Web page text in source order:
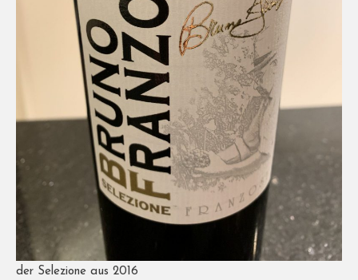
der Selezione aus 2016